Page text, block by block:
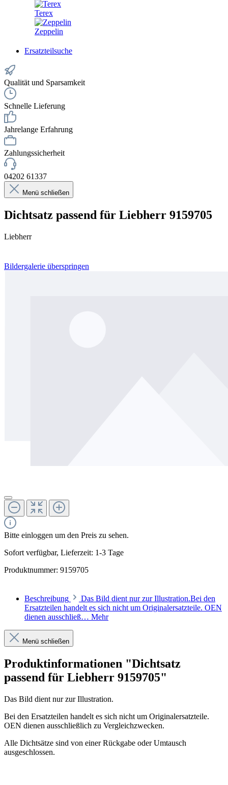
Terex
Zeppelin
Ersatzteilsuche
Qualität und Sparsamkeit
Schnelle Lieferung
Jahrelange Erfahrung
Zahlungssicherheit
04202 61337
Menü schließen
Dichtsatz passend für Liebherr 9159705
Liebherr
Bildergalerie überspringen
Bitte einloggen um den Preis zu sehen.
Sofort verfügbar, Lieferzeit: 1-3 Tage
Produktnummer: 9159705
Beschreibung
Das Bild dient nur zur Illustration.Bei den
Ersatzteilen handelt es sich nicht um Originalersatzteile. OEN
dienen ausschließ… Mehr
Menü schließen
Produktinformationen "Dichtsatz
passend für Liebherr 9159705"
Das Bild dient nur zur Illustration.
Bei den Ersatzteilen handelt es sich nicht um Originalersatzteile.
OEN dienen ausschließlich zu Vergleichzwecken.
Alle Dichtsätze sind von einer Rückgabe oder Umtausch
ausgeschlossen.